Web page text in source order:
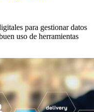
para gestionar datos
uso de herramientas